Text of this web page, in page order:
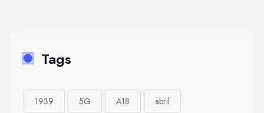
Tags
1939 5G A18 abril